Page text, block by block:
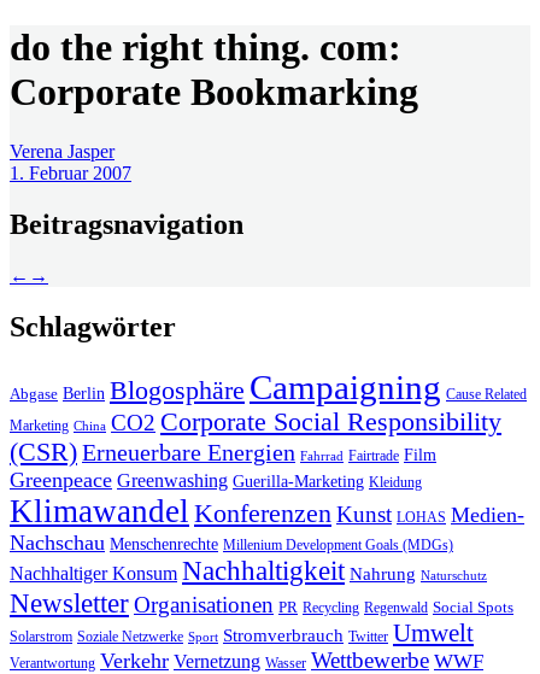
do the right thing. com:
Corporate Bookmarking
Verena Jasper
1. Februar 2007
Beitragsnavigation
← →
Schlagwörter
Abgase Berlin Blogosphäre Campaigning Cause Related
Marketing China CO2 Corporate Social Responsibility
(CSR)Erneuerbare Energien Fahrrad Fairtrade Film
Greenpeace Greenwashing Guerilla-Marketing Kleidung
Klimawandel Konferenzen Kunst LOHAS Medien-
Nachschau Menschenrechte Millenium Development Goals (MDGs)
Nachhaltiger Konsum Nachhaltigkeit Nahrung Naturschutz
NewsletterOrganisationen PR Recycling Regenwald Social Spots
Solarstrom Soziale Netzwerke Sport Stromverbrauch Twitter Umwelt
Verantwortung Verkehr Vernetzung Wasser Wettbewerbe WWF